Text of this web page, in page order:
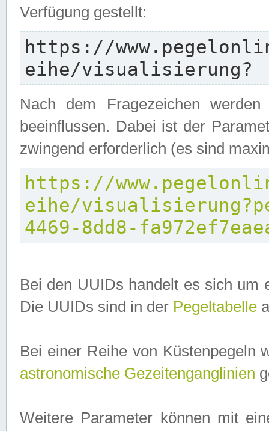
Verfügung gestellt:
https://
eihe/visualisierung?
Nach dem Fragezeichen
beeinflussen. Dabei ist der
zwingend erforderlich (es sind
https://
eihe/
4469-8dd8-
Bei den UUIDs handelt es sich um
Die UUIDs sind in der Pegeltabelle
Bei einer Reihe von Küstenpegeln
astronomische Gezeitenganglinien
Weitere Parameter können mit